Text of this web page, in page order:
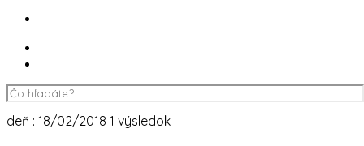
deň : 18/02/2018 1 výsledok